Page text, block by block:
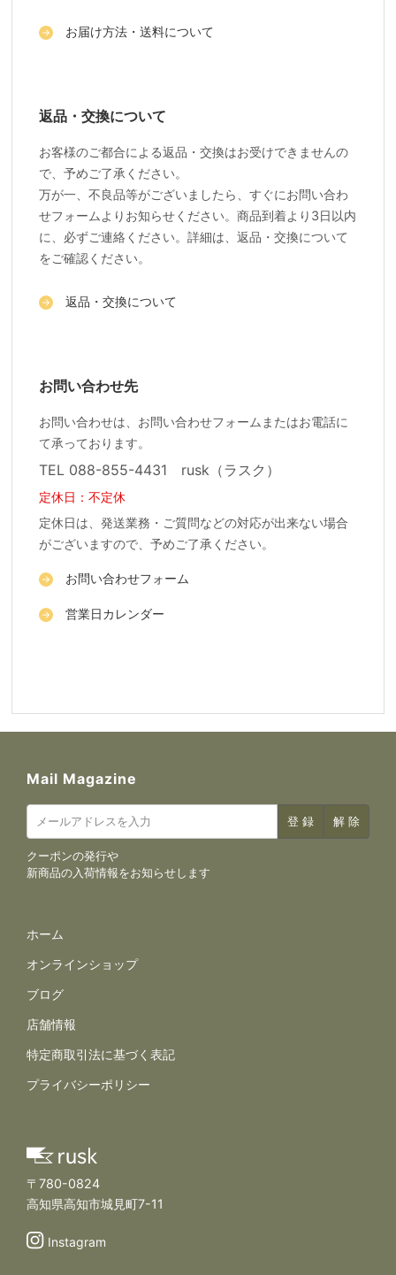
お届け方法・送料について
返品・交換について
お客様のご都合による返品・交換はお受けできませんの
で、予めご了承ください。
万が一、不良品等がございましたら、すぐにお問い合わ
せフォームよりお知らせください。商品到着より3日以内
に、必ずご連絡ください。詳細は、返品・交換について
をご確認ください。
返品・交換について
お問い合わせ先
お問い合わせは、お問い合わせフォームまたはお電話に
て承っております。
TEL 088-855-4431 rusk（ラスク）
定休日：不定休
定休日は、発送業務・ご質問などの対応が出来ない場合
がございますので、予めご了承ください。
お問い合わせフォーム
営業日カレンダー
Mail Magazine
クーポンの発行や
新商品の入荷情報をお知らせします
サイトナビゲーション
ホーム
オンラインショップ
ブログ
店舗情報
規約とポリシー
特定商取引法に基づく表記
プライバシーポリシー
〒780-0824
高知県高知市城見町7-11
Instagram